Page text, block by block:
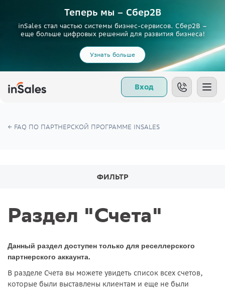
Теперь мы – Сбер2B
inSales стал частью системы бизнес-сервисов. Сбер2В –
еще больше цифровых решений для развития бизнеса!
Узнать больше
Вход
FAQ ПО ПАРТНЕРСКОЙ ПРОГРАММЕ INSALES
ФИЛЬТР
Раздел "Счета"
Данный раздел доступен только для реселлерского
партнерского аккаунта.
В разделе Счета вы можете увидеть список всех счетов,
которые были выставлены клиентам и еще не были